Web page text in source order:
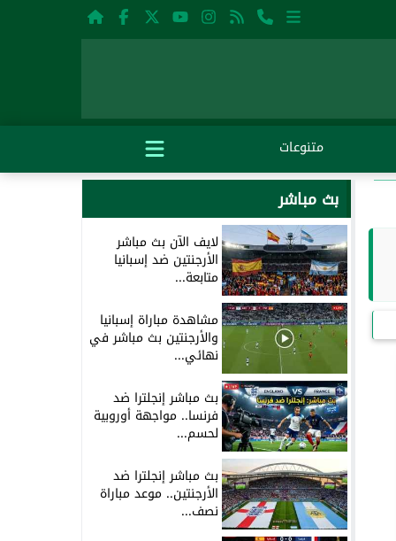
متنوعات
بث مباشر
لايف الآن بث مباشر
الأرجنتين ضد إسبانيا
متابعة...
مشاهدة مباراة إسبانيا
والأرجنتين بث مباشر في
نهائي...
بث مباشر إنجلترا ضد
فرنسا.. مواجهة أوروبية
لحسم...
بث مباشر إنجلترا ضد
الأرجنتين.. موعد مباراة
نصف...